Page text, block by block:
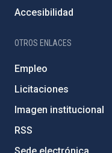
Accesibilidad
OTROS ENLACES
Empleo
Licitaciones
Imagen institucional
RSS